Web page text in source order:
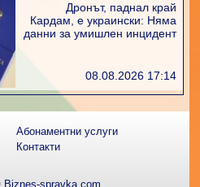
Дронът, паднал край
Кардам, е украински: Няма
данни за умишлен инцидент
08.08.2026 17:14
Абонаментни услуги
Контакти
Biznes-spravka.com